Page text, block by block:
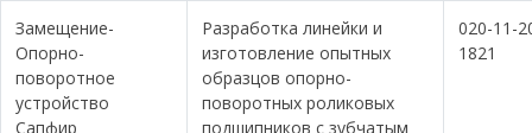
Замещение-
Опорно-
поворотное
устройство
Сапфир
Разработка линейки и
изготовление опытных
образцов опорно-
поворотных роликовых
подшипников с зубчатым
020-11-
1821